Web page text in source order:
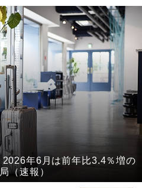
2026年6月は前年比3.4％増の
（速報）